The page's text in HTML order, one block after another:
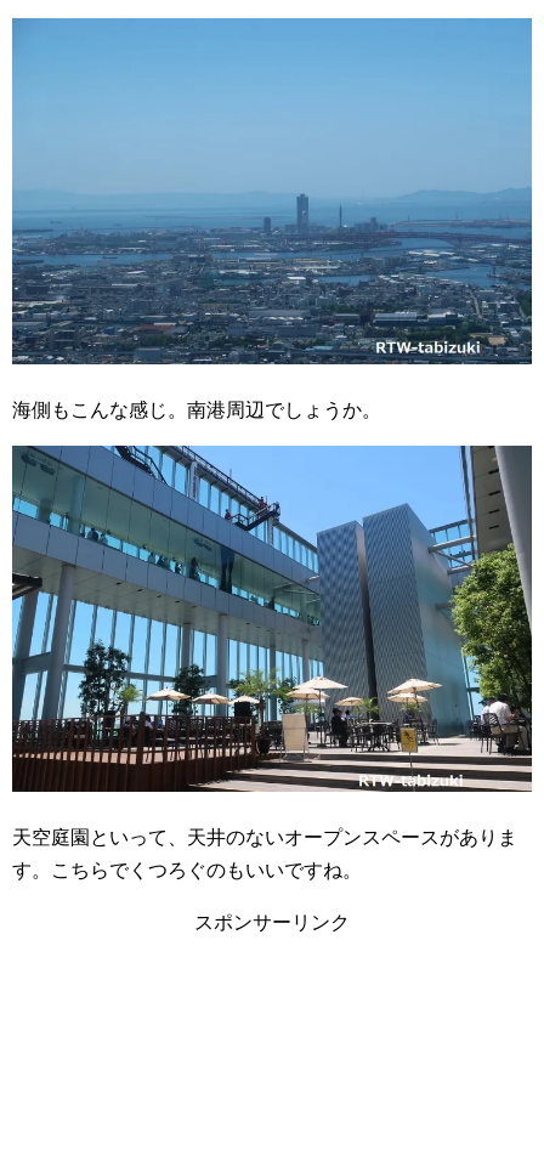
海側もこんな感じ。南港周辺でしょうか。
天空庭園といって、天井のないオープンスペースがありま
す。こちらでくつろぐのもいいですね。
スポンサーリンク